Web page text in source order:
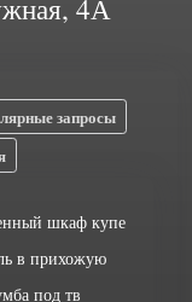
4А
запросы
шкаф купе
в прихожую
под тв